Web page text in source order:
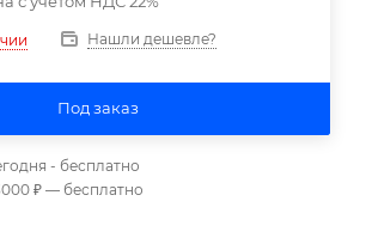
Нашли дешевле?
Под заказ
- бесплатно
₽ — бесплатно